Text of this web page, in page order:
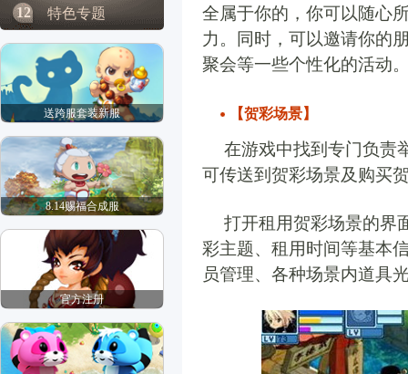
12 特色专题
送跨服套装新服
8.14赐福合成服
官方注册
全属于你的，你可以随心
力。同时，可以邀请你的
聚会等一些个性化的活动
【贺彩场景】
在游戏中找到专门负责
可传送到贺彩场景及购买
打开租用贺彩场景的界
彩主题、租用时间等基本
员管理、各种场景内道具